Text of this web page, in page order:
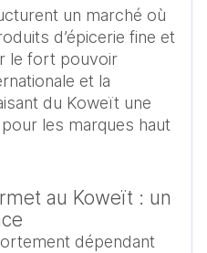
un marché où
d’épicerie fine et
le fort pouvoir
et la
du Koweït une
les marques haut
au Koweït : un
dépendant